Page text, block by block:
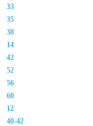
33
35
38
14
42
52
56
60
12
40-42